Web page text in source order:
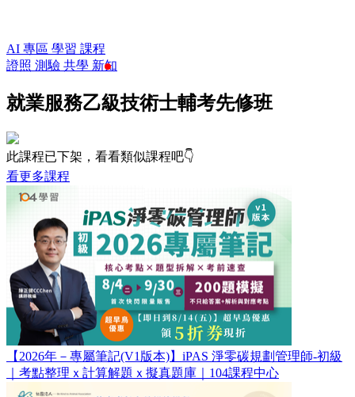
AI 專區 學習 課程
證照 測驗 共學 新知
就業服務乙級技術士輔考先修班
此課程已下架，看看類似課程吧👇
看更多課程
【2026年－專屬筆記(V1版本)】iPAS 淨零碳規劃管理師-初級
｜考點整理ｘ計算解題ｘ擬真題庫｜104課程中心